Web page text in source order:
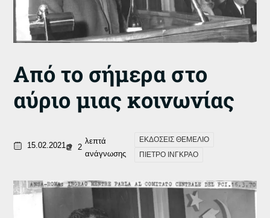
Από το σήμερα στο
αύριο μιας κοινωνίας
15.02.2021 2
λεπτά
ανάγνωσης
ΕΚΔΟΣΕΙΣ ΘΕΜΕΛΙΟ
ΠΙΕΤΡΟ ΙΝΓΚΡΑΟ